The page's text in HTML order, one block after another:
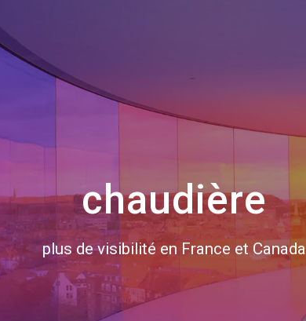
chaudière
plus de visibilité en France et Canada